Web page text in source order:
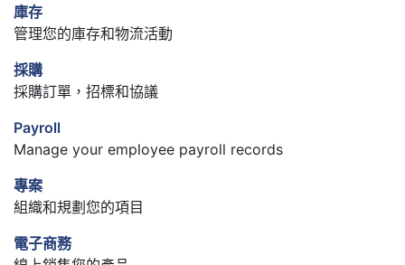
庫存
管理您的庫存和物流活動
採購
採購訂單，招標和協議
Payroll
Manage your employee payroll records
專案
組織和規劃您的項目
電子商務